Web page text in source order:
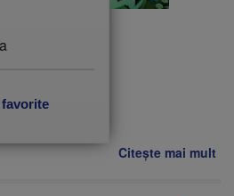
Citește mai mult